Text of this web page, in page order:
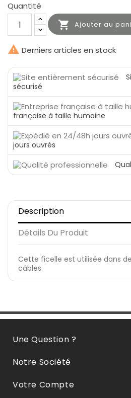
Quantité
 Ajouter au
 Derniers articles en stock
sécurisé
française à taille humaine
jours ouvrés
Description
Détails Du Produit
Cette ficelle est utilisée dans
câbles.
Une Question ?
Notre Société
Votre Compte